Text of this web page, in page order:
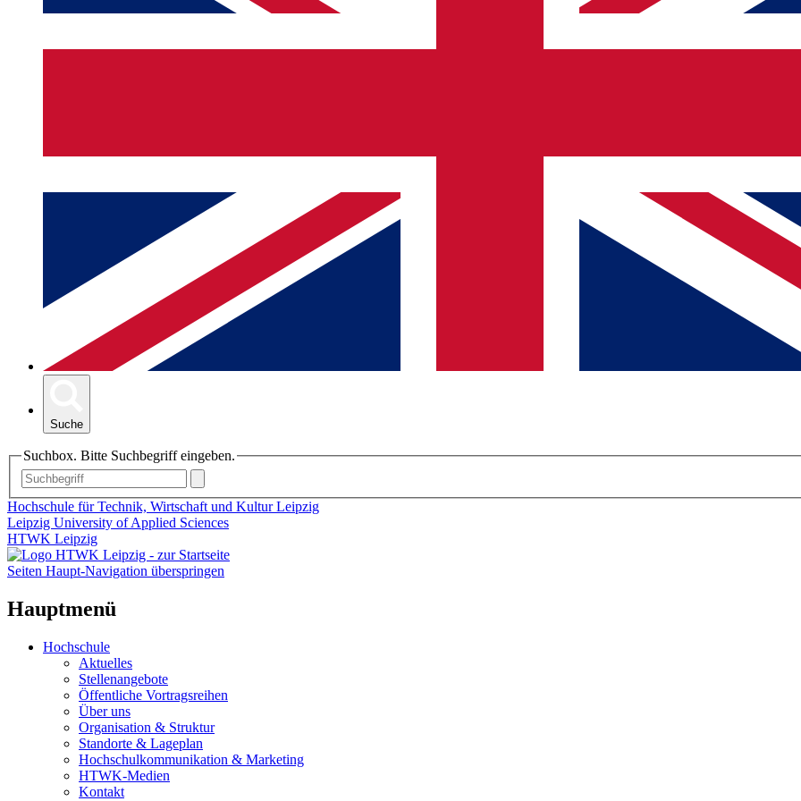
Suche
Suchbox. Bitte Suchbegriff eingeben.
Hochschule für Technik, Wirtschaft und Kultur Leipzig
Leipzig University of Applied Sciences
HTWK Leipzig
Seiten Haupt-Navigation überspringen
Hauptmenü
Hochschule
Aktuelles
Stellenangebote
Öffentliche Vortragsreihen
Über uns
Organisation & Struktur
Standorte & Lageplan
Hochschulkommunikation & Marketing
HTWK-Medien
Kontakt